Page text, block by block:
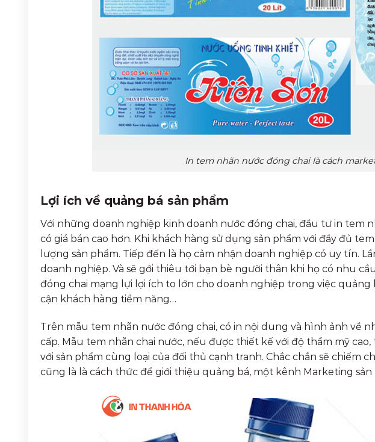
In tem nhãn nước đóng chai là cách
Lợi ích về quảng bá sản phẩm
Với những doanh nghiệp kinh doanh nước đóng chai, đầu tư in tem
có giá bán cao hơn. Khi khách hàng sử dụng sản phẩm với đầy đủ
lượng sản phẩm. Tiếp đến là họ cảm nhận doanh nghiệp có uy tín.
doanh nghiệp. Và sẽ gới thiêu tới bạn bè người thân khi họ có nhu
đóng chai mạng lựi lợi ích to lớn cho doanh nghiệp trong việc quảng
cận khách hàng tiềm năng…
Trên mẫu tem nhãn nước đóng chai, có in nội dung và hình ảnh về
cấp. Mẫu tem nhãn chai nước, nếu được thiết kế với độ thẩm mỹ
với sản phẩm cùng loại của đối thủ cạnh tranh. Chắc chắn sẽ chiếm
cũng là là cách thức để giới thiệu quảng bá, một kênh Marketing sản